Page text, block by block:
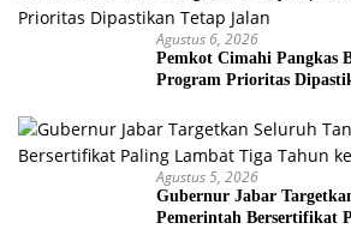
Agustus 6, 2026
Pemkot Cimahi Pangkas
Program Prioritas
Agustus 5, 2026
Gubernur Jabar
Pemerintah Bersertifikat